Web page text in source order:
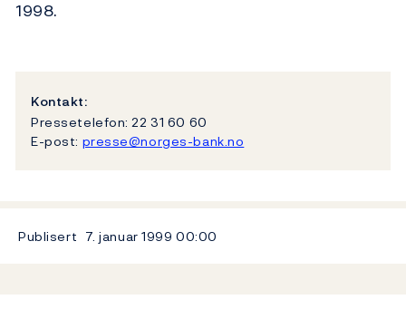
1998.
Kontakt:
Pressetelefon: 22 31 60 60
E-post: presse@norges-bank.no
Publisert 7. januar 199900:00